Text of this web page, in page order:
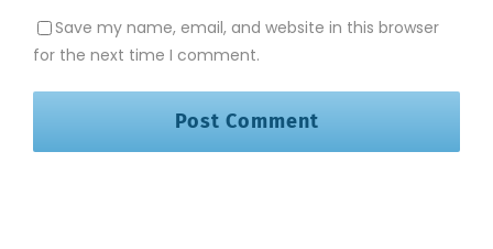
Save my name, email, and website in this browser
for the next time I comment.